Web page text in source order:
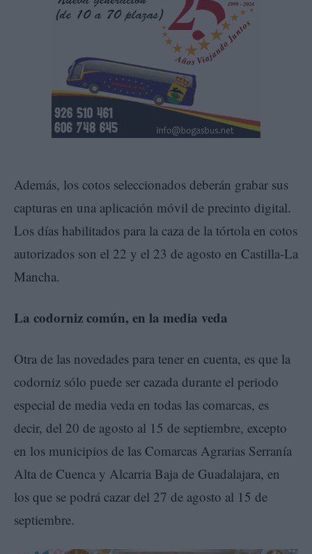
Además, los cotos seleccionados deberán grabar sus
capturas en una aplicación móvil de precinto digital.
Los días habilitados para la caza de la tórtola en cotos
autorizados son el 22 y el 23 de agosto en Castilla-La
Mancha.
La codorniz común, en la media veda
Otra de las novedades para tener en cuenta, es que la
codorniz sólo puede ser cazada durante el periodo
especial de media veda en todas las comarcas, es
decir, del 20 de agosto al 15 de septiembre, excepto
en los municipios de las Comarcas Agrarias Serranía
Alta de Cuenca y Alcarria Baja de Guadalajara, en
los que se podrá cazar del 27 de agosto al 15 de
septiembre.